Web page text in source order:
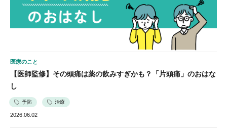
医療のこと
【医師監修】その頭痛は薬の飲みすぎかも？「片頭痛」のおはな
し
予防 治療
2026.06.02